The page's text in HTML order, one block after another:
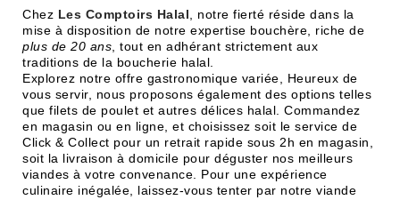
Chez Les Comptoirs Halal , notre fierté réside dans la
mise à disposition de notre expertise bouchère, riche de
plus de 20 ans , tout en adhérant strictement aux
traditions de la boucherie halal.
Explorez notre offre gastronomique variée, Heureux de
vous servir, nous proposons également des options telles
que filets de poulet et autres délices halal. Commandez
en magasin ou en ligne, et choisissez soit le service de
Click & Collect pour un retrait rapide sous 2h en magasin,
soit la livraison à domicile pour déguster nos meilleurs
viandes à votre convenance. Pour une expérience
culinaire inégalée, laissez-vous tenter par notre viande